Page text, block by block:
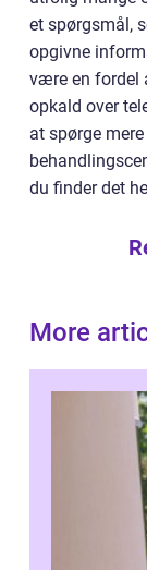
et spørgsmål,
opgivne
være en fordel
opkald over
at spørge
du finder det
More